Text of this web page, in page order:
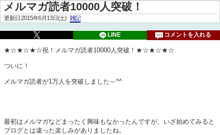
メルマガ読者10000人突破！
更新日:2015年6月13日(土) 雑記
LINE コメントを入れる
★☆★☆★☆祝！メルマガ読者10000人突破！★☆★☆★☆
ついに！
メルマガ読者が1万人を突破しました～^^
最初はメルマガなどまったく興味もなかったんですが、いざ始めてみると
ブログとは違った楽しみがありましたね。